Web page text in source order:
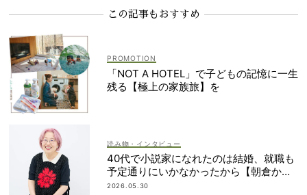
この記事もおすすめ
「NOT A HOTEL」で子どもの記憶に一生
残る【極上の家族旅】を
読み物・インタビュー
40代で小説家になれたのは結婚、就職も
予定通りにいかなかったから【朝倉かす
みさん】
2026.05.30